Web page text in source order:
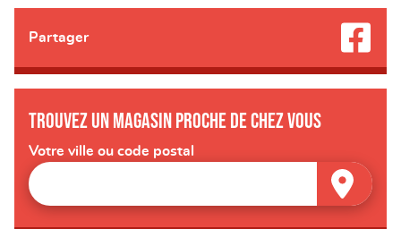
Partager
Trouvez un magasin proche de chez vous
Votre ville ou code postal